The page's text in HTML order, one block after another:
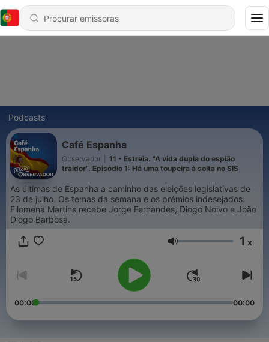
Podcasts
Café Espanha
Observador
11 - Estreia. "A vida dupla do espião
traidor". Episódio 1: Há uma toupeira à solta no SIS
As últimas de Espanha a caminho das eleições legislativas de
23 de julho. Os temas da semana e os prémios indesejados.
Filomena Martins recebe Jorge Fernandes, Diogo Noivo e João
Diogo Barbosa.
Volume 1 x
00:00 00:00